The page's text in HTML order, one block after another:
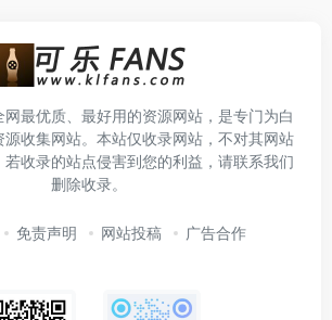
最优质、最好用的资源网站，是专门为白
收集网站。本站仅收录网站，不对其网站
若收录的站点侵害到您的利益，请联系我们
删除收录。
免责声明 网站投稿 广告合作